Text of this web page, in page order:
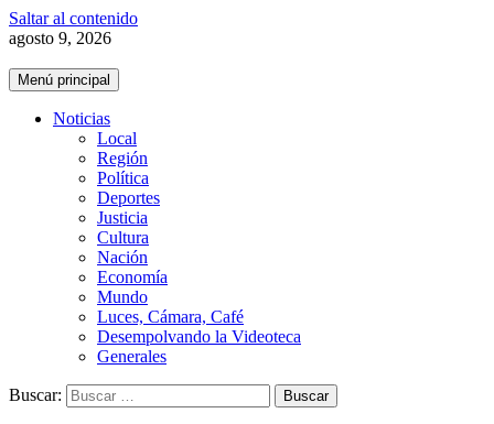
Saltar al contenido
agosto 9, 2026
Menú principal
Noticias
Local
Región
Política
Deportes
Justicia
Cultura
Nación
Economía
Mundo
Luces, Cámara, Café
Desempolvando la Videoteca
Generales
Buscar: